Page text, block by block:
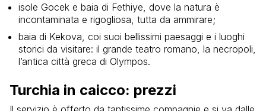
isole Gocek e baia di Fethiye, dove la natura è
incontaminata e rigogliosa, tutta da ammirare;
baia di Kekova, coi suoi bellissimi paesaggi e i luoghi
storici da visitare: il grande teatro romano, la necropoli,
l’antica città greca di Olympos.
Turchia in caicco: prezzi